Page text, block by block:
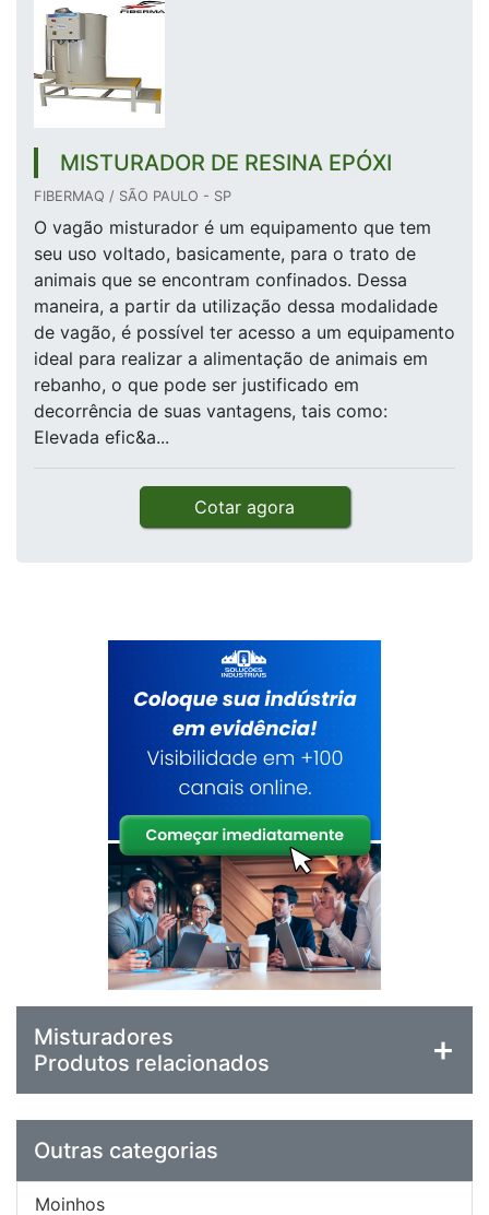
MISTURADOR DE RESINA EPÓXI
FIBERMAQ / SÃO PAULO - SP
O vagão misturador é um equipamento que tem
seu uso voltado, basicamente, para o trato de
animais que se encontram confinados. Dessa
maneira, a partir da utilização dessa modalidade
de vagão, é possível ter acesso a um equipamento
ideal para realizar a alimentação de animais em
rebanho, o que pode ser justificado em
decorrência de suas vantagens, tais como:
Elevada efic&a...
Cotar agora
Misturadores
Produtos relacionados
Outras categorias
Moinhos